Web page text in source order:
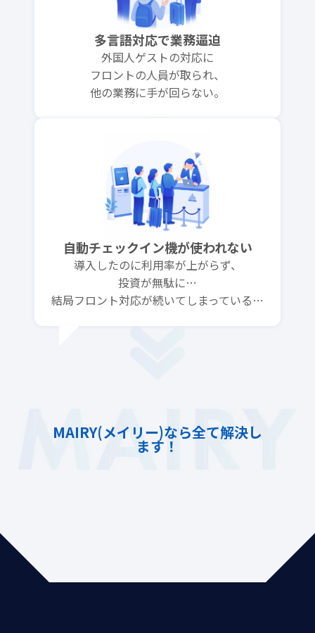
多言語対応で業務逼迫
外国人ゲストの対応に
フロントの人員が取られ、
他の業務に手が回らない。
自動チェックイン機が使われない
導入したのに利用率が上がらず、
投資が無駄に…
結局フロント対応が続いてしまっている…
MAIRY(メイリー)なら全て解決し
ます！